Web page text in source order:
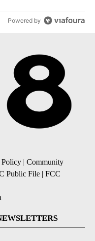
Powered by
Policy | Community
Public File | FCC